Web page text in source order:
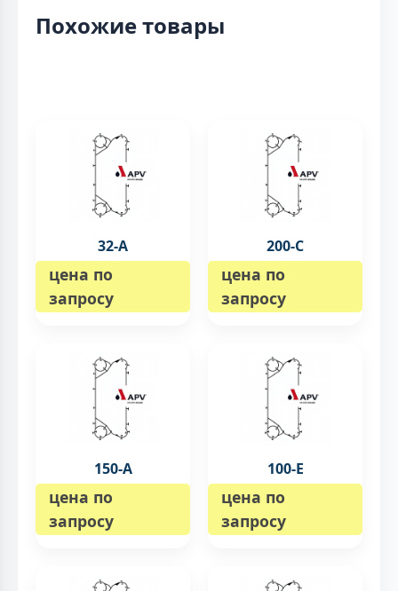
Похожие товары
32-А
цена по
запросу
200-C
цена по
запросу
150-А
цена по
запросу
100-E
цена по
запросу